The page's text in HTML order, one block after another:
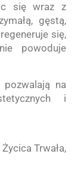
się wraz z
gęstą,
się,
powoduje
pozwalają na
i
Trwała,